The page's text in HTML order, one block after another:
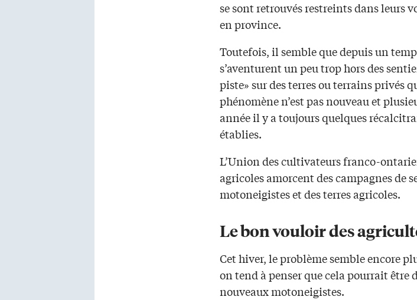
se sont retrouvés restreints dans leurs
en province.
Toutefois, il semble que depuis un
s’aventurent un peu trop hors des
piste» sur des terres ou terrains privés
phénomène n’est pas nouveau et
année il y a toujours quelques
établies.
L’Union des cultivateurs franco-
agricoles amorcent des campagnes de
motoneigistes et des terres agricoles.
Le bon vouloir des
Cet hiver, le problème semble encore
on tend à penser que cela pourrait être
nouveaux motoneigistes.